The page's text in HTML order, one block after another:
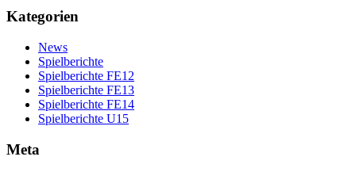
Kategorien
News
Spielberichte
Spielberichte FE12
Spielberichte FE13
Spielberichte FE14
Spielberichte U15
Meta